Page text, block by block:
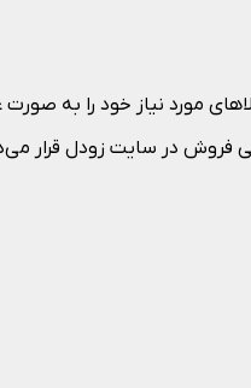
مورد نیاز خود را به صورت
در سایت زودل قرار